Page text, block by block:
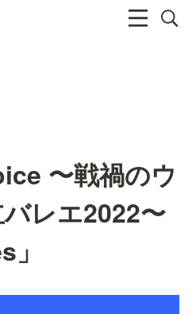
〜戦禍のウ
レエ2022〜